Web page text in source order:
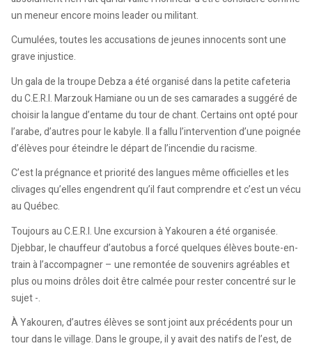
un meneur encore moins leader ou militant.
Cumulées, toutes les accusations de jeunes innocents sont une
grave injustice.
Un gala de la troupe Debza a été organisé dans la petite cafeteria
du C.E.R.I. Marzouk Hamiane ou un de ses camarades a suggéré de
choisir la langue d’entame du tour de chant. Certains ont opté pour
l’arabe, d’autres pour le kabyle. Il a fallu l’intervention d’une poignée
d’élèves pour éteindre le départ de l’incendie du racisme.
C’est la prégnance et priorité des langues même officielles et les
clivages qu’elles engendrent qu’il faut comprendre et c’est un vécu
au Québec.
Toujours au C.E.R.I. Une excursion à Yakouren a été organisée.
Djebbar, le chauffeur d’autobus a forcé quelques élèves boute-en-
train à l’accompagner – une remontée de souvenirs agréables et
plus ou moins drôles doit être calmée pour rester concentré sur le
sujet -.
À Yakouren, d’autres élèves se sont joint aux précédents pour un
tour dans le village. Dans le groupe, il y avait des natifs de l’est, de